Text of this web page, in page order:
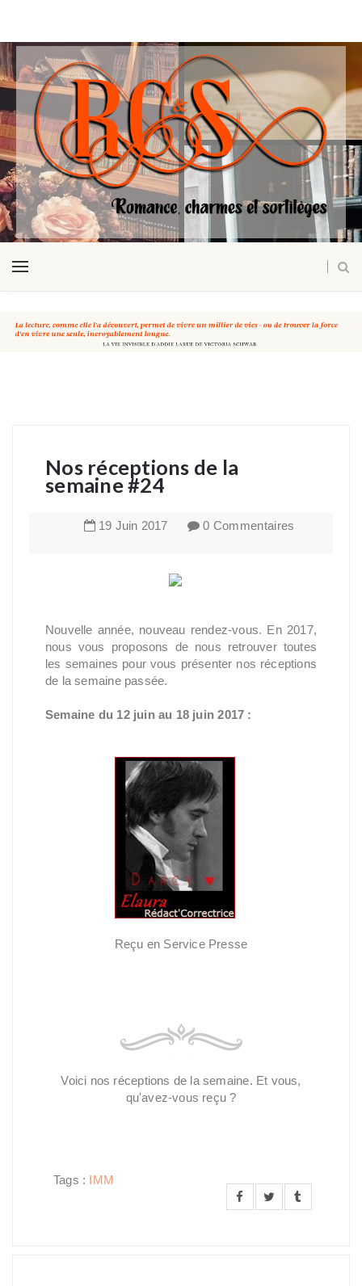
Nos réceptions de la
semaine #24
19 Juin 2017 0 Commentaires
Nouvelle année, nouveau rendez-vous. En 2017,
nous vous proposons de nous retrouver toutes
les semaines pour vous présenter nos réceptions
de la semaine passée.
Semaine du 12 juin au 18 juin 2017 :
Reçu en Service Presse
Voici nos réceptions de la semaine. Et vous,
qu'avez-vous reçu ?
Tags : IMM